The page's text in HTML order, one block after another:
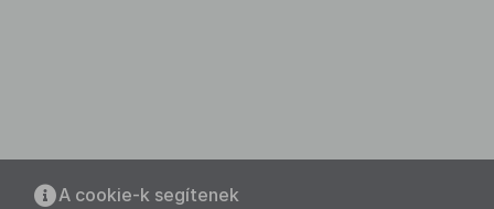
A cookie-k segítenek